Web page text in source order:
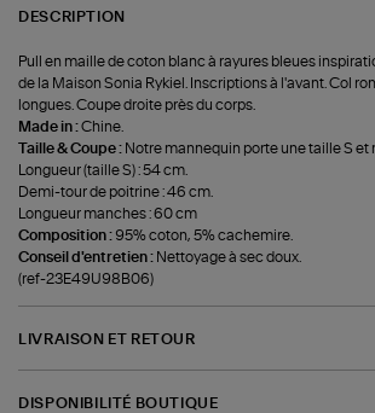
DESCRIPTION
Pull en maille de coton blanc à rayures bleues
de la Maison Sonia Rykiel. Inscriptions à l'avant. Col
longues. Coupe droite près du corps.
Made in :Chine.
Taille & Coupe : Notre mannequin porte une taille S et
Longueur (taille S) : 54 cm.
Demi-tour de poitrine : 46 cm.
Longueur manches : 60 cm
Composition : 95% coton, 5% cachemire.
Conseil d'entretien : Nettoyage à sec doux.
(ref-23E49U98B06)
LIVRAISON ET RETOUR
DISPONIBILITÉ BOUTIQUE